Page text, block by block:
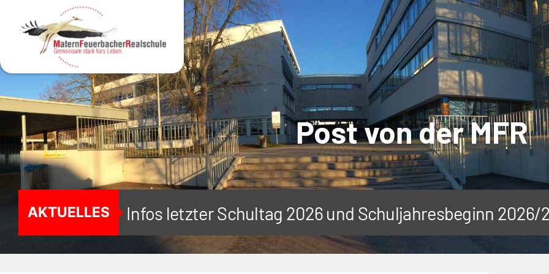
MENÜ
Post von der MFR
AKTUELLES Infos letzter Schultag 2026 und Schuljahresbeginn 2026/